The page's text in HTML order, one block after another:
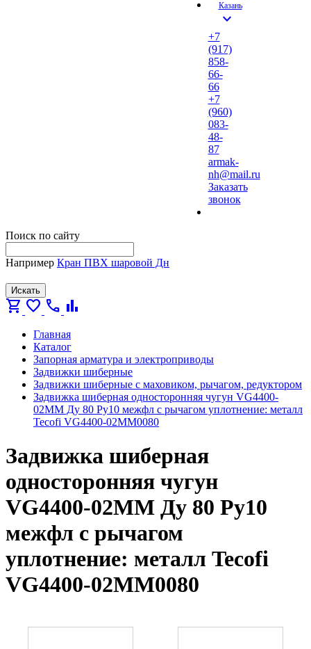
Казань
expand_more
+7
(917)
858-
66-
66
+7
(960)
083-
48-
87
armak-
nh@mail.ru
Заказать
звонок
Поиск по сайту
Например Кран ПВХ шаровой Дн
Искать
shopping_cart favorite call bar_chart
Главная
Каталог
Запорная арматура и электроприводы
Задвижки шиберные
Задвижки шиберные с маховиком, рычагом, редуктором
Задвижка шиберная односторонняя чугун VG4400-
02MM Ду 80 Ру10 межфл с рычагом уплотнение: металл
Tecofi VG4400-02MM0080
Задвижка шиберная
односторонняя чугун
VG4400-02MM Ду 80 Ру10
межфл с рычагом
уплотнение: металл Tecofi
VG4400-02MM0080